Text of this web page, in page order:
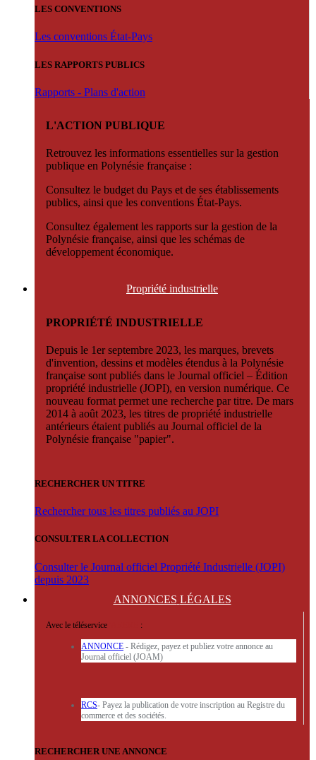
LES CONVENTIONS
Les conventions État-Pays
LES RAPPORTS PUBLICS
Rapports - Plans d'action
L'ACTION PUBLIQUE
Retrouvez les informations essentielles sur la gestion
publique en Polynésie française :
Consultez le budget du Pays et de ses établissements
publics, ainsi que les conventions État-Pays.
Consultez également les rapports sur la gestion de la
Polynésie française, ainsi que les schémas de
développement économique.
Propriété industrielle
PROPRIÉTÉ INDUSTRIELLE
Depuis le 1er septembre 2023, les marques, brevets
d'invention, dessins et modèles étendus à la Polynésie
française sont publiés dans le Journal officiel – Édition
propriété industrielle (JOPI), en version numérique. Ce
nouveau format permet une recherche par titre. De mars
2014 à août 2023, les titres de propriété industrielle
antérieurs étaient publiés au Journal officiel de la
Polynésie française "papier".
RECHERCHER UN TITRE
Rechercher tous les titres publiés au JOPI
CONSULTER LA COLLECTION
Consulter le Journal officiel Propriété Industrielle (JOPI)
depuis 2023
ANNONCES LÉGALES
Avec le téléservice :
ANNONCE - Rédigez, payez et publiez votre annonce au
Journal officiel (JOAM)
RCS- Payez la publication de votre inscription au Registre du
commerce et des sociétés.
RECHERCHER UNE ANNONCE